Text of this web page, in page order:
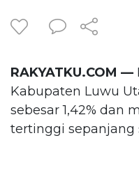
RAKYATKU.COM —
Kabupaten Luwu
sebesar 1,42% dan
tertinggi sepanjang